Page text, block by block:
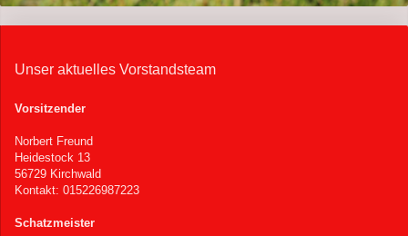
Unser aktuelles Vorstandsteam
Vorsitzender
Norbert Freund
Heidestock 13
56729 Kirchwald
Kontakt: 015226987223
Schatzmeister